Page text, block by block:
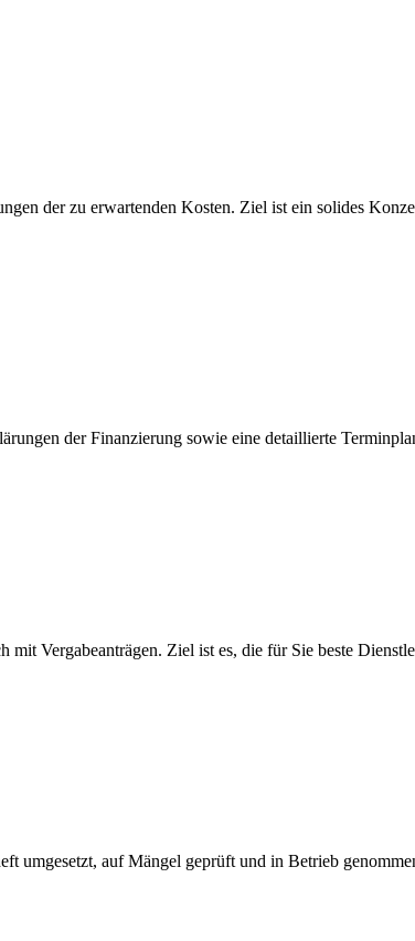
der zu erwartenden Kosten. Ziel ist ein solides
der Finanzierung sowie eine detaillierte
Vergabeanträgen. Ziel ist es, die für Sie beste
umgesetzt, auf Mängel geprüft und in Betrieb